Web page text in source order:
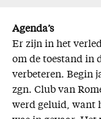
Agenda’s
Er zijn in het
om de toestand in
verbeteren. Begin
zgn. Club van
werd geluid, want